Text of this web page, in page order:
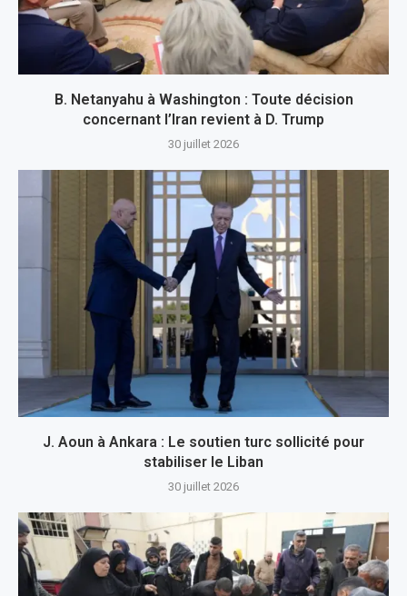
B. Netanyahu à Washington : Toute décision
concernant l’Iran revient à D. Trump
30 juillet 2026
J. Aoun à Ankara : Le soutien turc sollicité pour
stabiliser le Liban
30 juillet 2026